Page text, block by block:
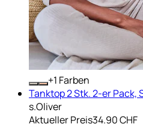
+ Farben
Tanktop 2 Stk. 2-er
s.Oliver
Aktueller Preis34.90 CHF